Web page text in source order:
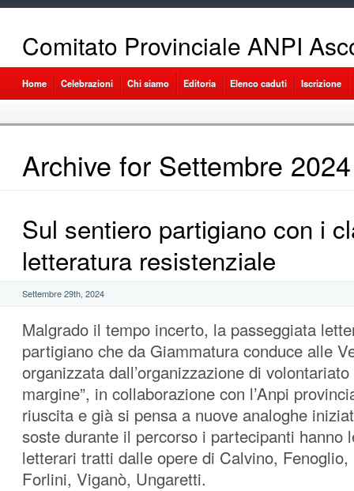
Comitato Provinciale ANPI
Home Celebrazioni Chi siamo Editoria Elenco caduti Iscrizione
Archive for Settembre 2024
Sul sentiero partigiano con i
letteratura resistenziale
Settembre 29th, 2024
Malgrado il tempo incerto, la passeggiata
partigiano che da Giammatura conduce alle
organizzata dall’organizzazione di volontariato
margine”, in collaborazione con l’Anpi
riuscita e già si pensa a nuove analoghe
soste durante il percorso i partecipanti hanno
letterari tratti dalle opere di Calvino, Fenoglio,
Forlini, Viganò, Ungaretti.